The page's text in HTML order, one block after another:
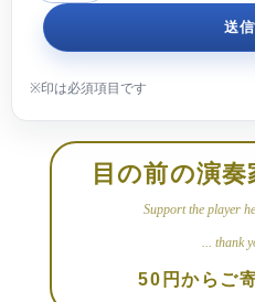
目の前の演
Support the player
... thank
50円からご